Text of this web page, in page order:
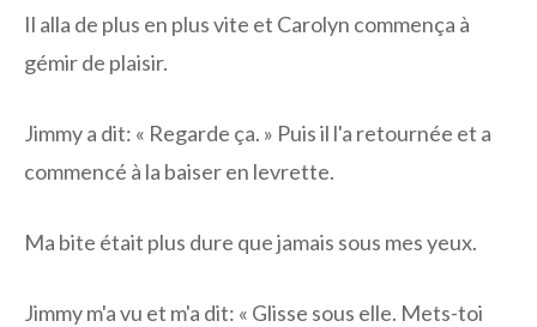
Il alla de plus en plus vite et Carolyn commença à
gémir de plaisir.
Jimmy a dit: « Regarde ça. » Puis il l'a retournée et a
commencé à la baiser en levrette.
Ma bite était plus dure que jamais sous mes yeux.
Jimmy m'a vu et m'a dit: « Glisse sous elle. Mets-toi